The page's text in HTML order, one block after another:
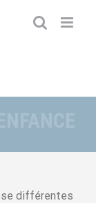
différentes